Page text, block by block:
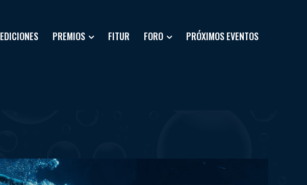
EDICIONES PREMIOS FITUR FORO PRÓXIMOS EVENTOS